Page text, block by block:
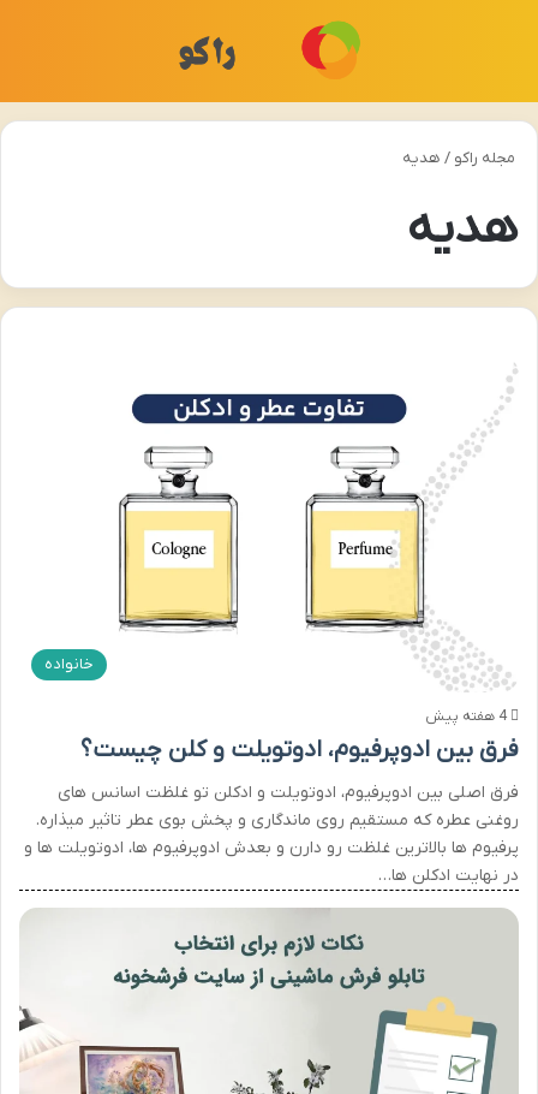
مجله راکو / هدیه
هدیه
خانواده
4 هفته پیش
فرق بین ادوپرفیوم، ادوتویلت و کلن چیست؟
فرق اصلی بین ادوپرفیوم، ادوتویلت و ادکلن تو غلظت اسانس های
روغنی عطره که مستقیم روی ماندگاری و پخش بوی عطر تاثیر میذاره.
پرفیوم ها بالاترین غلظت رو دارن و بعدش ادوپرفیوم ها، ادوتویلت ها و
در نهایت ادکلن ها…